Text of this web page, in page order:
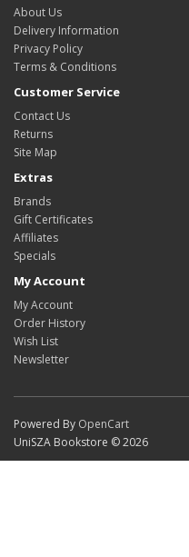
About Us
Delivery Information
Privacy Policy
Terms & Conditions
Customer Service
Contact Us
Returns
Site Map
Extras
Brands
Gift Certificates
Affiliates
Specials
My Account
My Account
Order History
Wish List
Newsletter
Powered By OpenCart
UniSZA Bookstore © 2026